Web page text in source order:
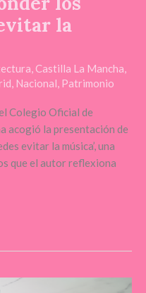
la
,Castilla La Mancha,
, Nacional, Patrimonio
Colegio Oficial de
acogió la presentación de
evitar la música’, una
que el autor reflexiona